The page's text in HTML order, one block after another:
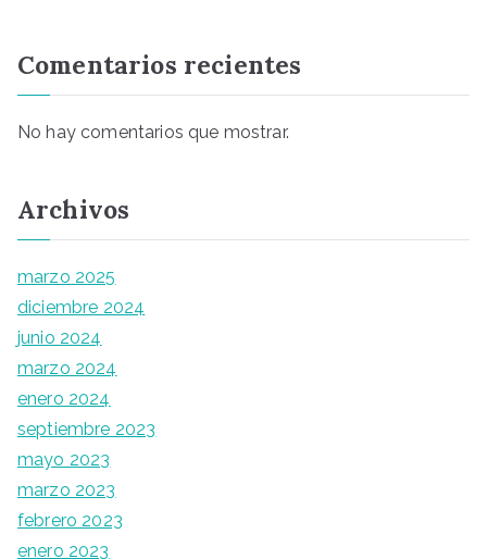
Comentarios recientes
No hay comentarios que mostrar.
Archivos
marzo 2025
diciembre 2024
junio 2024
marzo 2024
enero 2024
septiembre 2023
mayo 2023
marzo 2023
febrero 2023
enero 2023